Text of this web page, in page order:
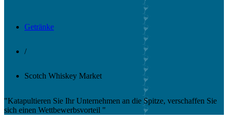
Getränke
/
Scotch Whiskey Market
"Katapultieren Sie Ihr Unternehmen an die Spitze, verschaffen Sie
sich einen Wettbewerbsvorteil "